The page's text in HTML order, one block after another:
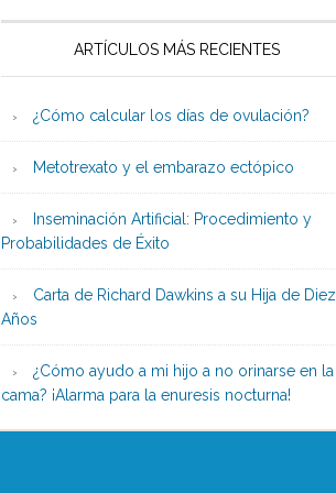
ARTÍCULOS MÁS RECIENTES
¿Cómo calcular los días de ovulación?
Metotrexato y el embarazo ectópico
Inseminación Artificial: Procedimiento y
Probabilidades de Éxito
Carta de Richard Dawkins a su Hija de Diez
Años
¿Cómo ayudo a mi hijo a no orinarse en la
cama? ¡Alarma para la enuresis nocturna!